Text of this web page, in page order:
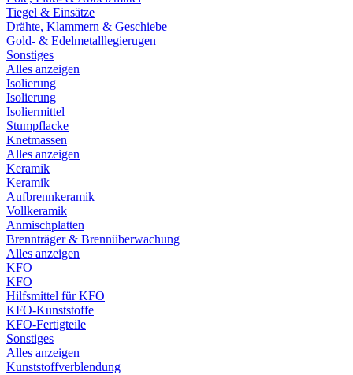
Tiegel & Einsätze
Drähte, Klammern & Geschiebe
Gold- & Edelmetalllegierugen
Sonstiges
Alles anzeigen
Isolierung
Isolierung
Isoliermittel
Stumpflacke
Knetmassen
Alles anzeigen
Keramik
Keramik
Aufbrennkeramik
Vollkeramik
Anmischplatten
Brennträger & Brennüberwachung
Alles anzeigen
KFO
KFO
Hilfsmittel für KFO
KFO-Kunststoffe
KFO-Fertigteile
Sonstiges
Alles anzeigen
Kunststoffverblendung